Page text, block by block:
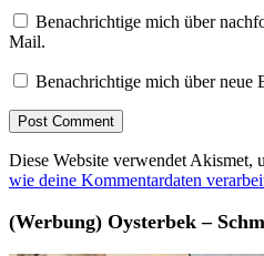
Benachrichtige mich über
Mail.
Benachrichtige mich über neue
Diese Website verwendet Akismet,
wie deine Kommentardaten
(Werbung) Oysterbek –